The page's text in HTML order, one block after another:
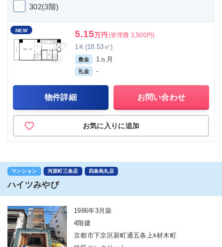
302(3階)
NEW 5.15万円 (管理費 3,500円)
1Ｋ(18.53㎡)
敷金 1ヵ月
礼金 -
物件詳細 お問い合わせ
お気に入りに追加
マンション 河原町三条店 四条烏丸店
ハイツみやび
1986年3月築
4階建
京都市下京区新町通五条上ﾙ材木町